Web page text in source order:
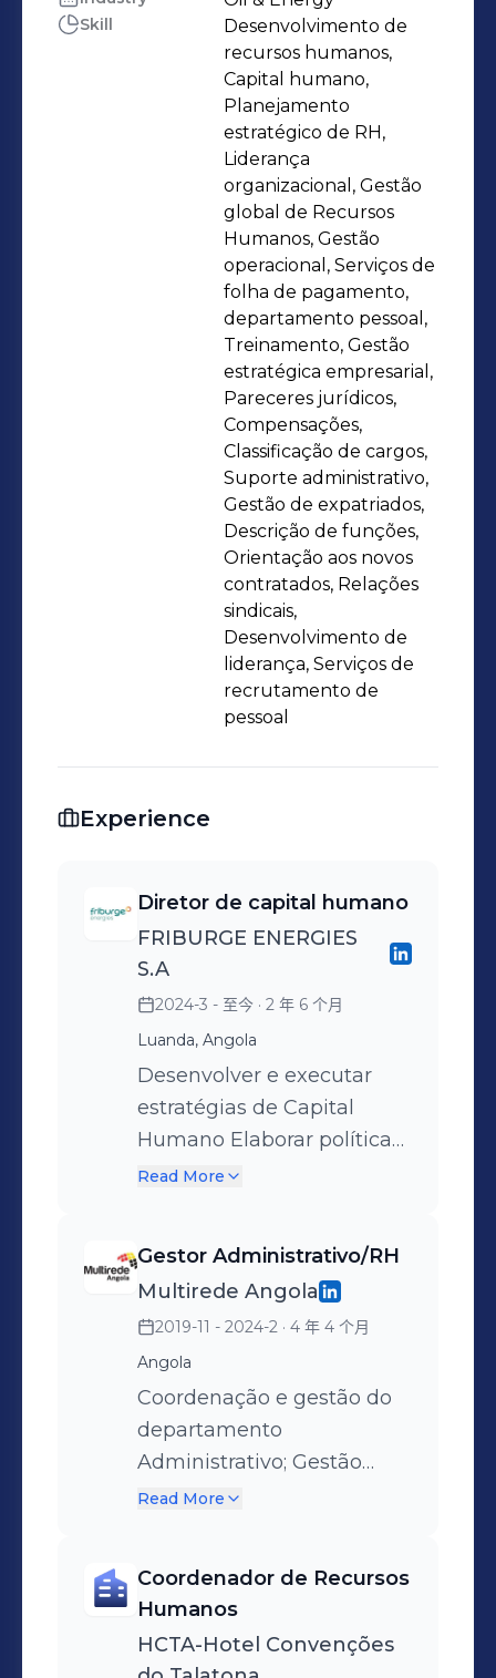
desenvolvimento de pessoas. Possuo
conhecimentos especializados em
gestão estratégica e em
desenvolvimento do capital humano.
Desde 2008, me dedico
intensamente à gestão de Recursos
Humanos, acumulei ao longo dos
anos experiencias e aprendizados
que que tem sido fundamentais para
a minha manutenção no mercado de
trabalho, cada vez mais competitivo.
Experiências/interesses: gestão
estratégica de RH, R&S, políticas de
compensações e benefícios, PDRH-
plano de desenvolvimento de
pessoas, Elaboração de qualificador
ocupacional, regulamentos Internos,
gestão de contratos, legislação laboral
e procedimentos disciplinares, gestão
de medicina ocupacional/seguros de
saúde/acidentes de trabalho; gestão
de expatriados e vistos de trabalho;
Gestão administrativa, operações,
coordenação de serviços gerais. Sou
criativas e analíticas em gestão de
pessoas.
Skill
Desenvolvimento de
recursos humanos,
Capital humano,
Planejamento
estratégico de RH,
Liderança
organizacional, Gestão
global de Recursos
Humanos, Gestão
operacional, Serviços de
folha de pagamento,
departamento pessoal,
Treinamento, Gestão
estratégica empresarial,
Pareceres jurídicos,
Compensações,
Classificação de cargos,
Suporte administrativo,
Gestão de expatriados,
Descrição de funções,
Orientação aos novos
contratados, Relações
sindicais,
Desenvolvimento de
liderança, Serviços de
recrutamento de
pessoal
Experience
Diretor de capital humano
FRIBURGE ENERGIES
S.A
2024-3 - 至今 · 2 年 6 个月
Luanda, Angola
Desenvolver e executar
estratégias de Capital
Humano Elaborar políticas
de capital humano
conduta interno; Assegurar
conformidade e
regulamentação legal e
boas práticas de RH; Gerir
políticas de remuneração e
benefícios; Implementar
programas de
Treinamento e
de prazos de caducidade
de certificação do pessoal
onshore e offshore; Liderar
Read More
Gestor Administrativo/RH
Multirede Angola
2019-11 - 2024-2 · 4 年 4 个月
Angola
Coordenação e gestão do
departamento
Administrativo; Gestão
Operacional do Capital
cumprimento de normas e
regulamentos internos;
Gestão administrativa,
Read More
Coordenador de Recursos
Humanos
HCTA-Hotel Convenções